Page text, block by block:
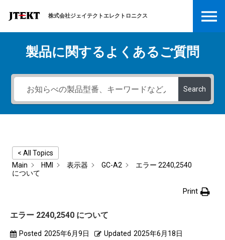
株式会社ジェイテクトエレクトロニクス
製品に関するよくあるご質問
Search
< All Topics
Main
HMI 表示器 GC-A2
エラー 2240,2540
について
Print
エラー 2240,2540 について
Posted 2025年6月9日 Updated 2025年6月18日